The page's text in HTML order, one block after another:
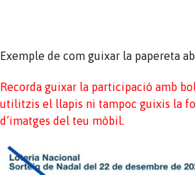
Exemple de com guixar la papereta
Recorda guixar la participació amb
utilitzis el llapis ni tampoc guixis la
d’imatges del teu mòbil.